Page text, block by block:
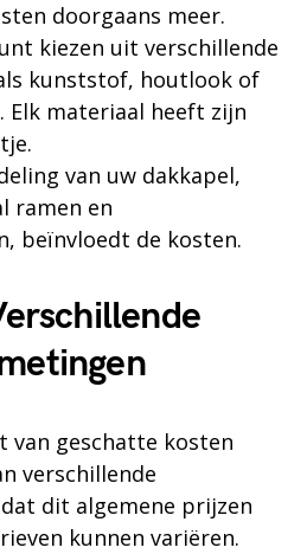
doorgaans meer.
kiezen uit verschillende
kunststof, houtlook of
Elk materiaal heeft zijn
van uw dakkapel,
ramen en
beïnvloedt de kosten.
van geschatte kosten
verschillende
dit algemene prijzen
kunnen variëren.